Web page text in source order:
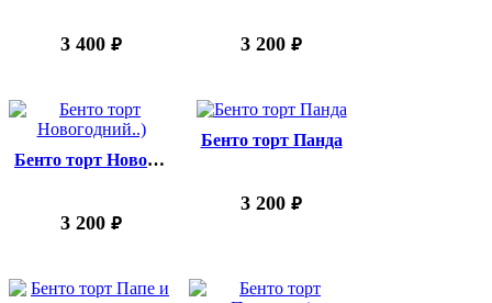
3 400 руб. 3 200 руб.
Бенто торт Новогодний..)
3 200 руб.
Бенто торт Панда
3 200 руб.